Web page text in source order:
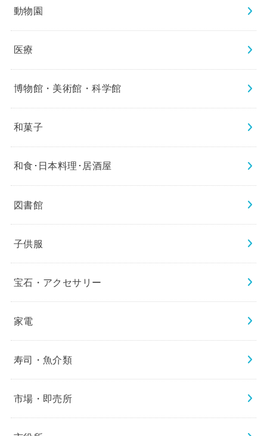
動物園
医療
博物館・美術館・科学館
和菓子
和食･日本料理･居酒屋
図書館
子供服
宝石・アクセサリー
家電
寿司・魚介類
市場・即売所